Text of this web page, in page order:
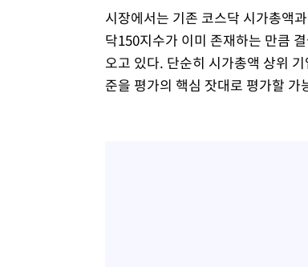
시장에서는 기존 코스닥 시가총액
닥150지수가 이미 존재하는 만큼
오고 있다. 단순히 시가총액 상위
준을 평가의 핵심 잣대로 평가할 가